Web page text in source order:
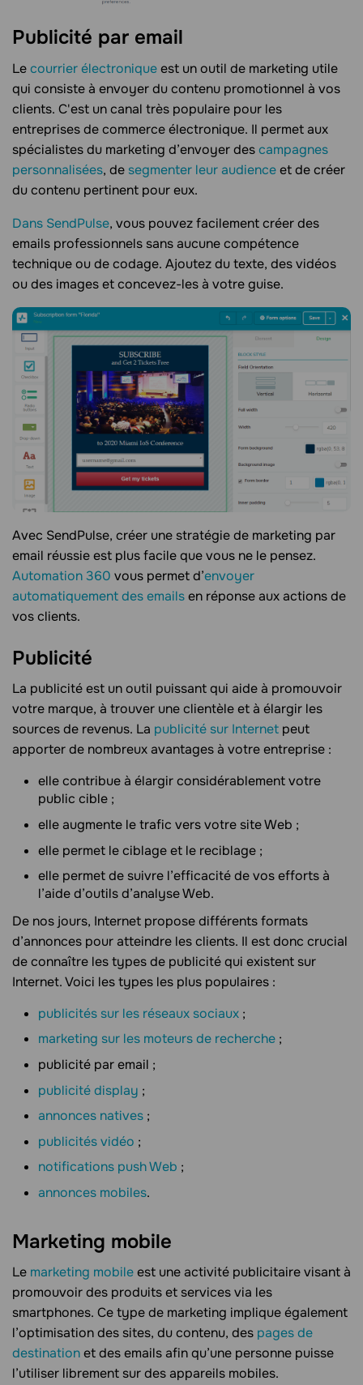
Publicité par email
Lecourrier électroniqueest un outil de marketing utile
qui consiste à envoyer du contenu promotionnel à vos
clients. C'est un canal très populaire pour les
entreprises de commerce électronique. Il permet aux
spécialistes du marketing d’envoyer descampagnes
personnalisées, de segmenter leur audienceet de créer
du contenu pertinent pour eux.
Dans SendPulse, vous pouvez facilement créer des
emails professionnels sans aucune compétence
technique ou de codage. Ajoutez du texte, des vidéos
ou des images et concevez-les à votre guise.
Avec SendPulse, créer une stratégie de marketing par
email réussie est plus facile que vous ne le pensez.
Automation 360 vous permet d’envoyer
automatiquement des emailsen réponse aux actions de
vos clients.
Publicité
La publicité est un outil puissant qui aide à promouvoir
votre marque, à trouver une clientèle et à élargir les
sources de revenus. La publicité sur Internet peut
apporter de nombreux avantages à votre entreprise :
elle contribue à élargir considérablement votre
public cible ;
elle augmente le trafic vers votre site Web ;
elle permet le ciblage et le reciblage ;
elle permet de suivre l’efficacité de vos efforts à
l’aide d’outils d’analyse Web.
De nos jours, Internet propose différents formats
d’annonces pour atteindre les clients. Il est donc crucial
de connaître les types de publicité qui existent sur
Internet. Voici les types les plus populaires :
publicités sur les réseaux sociaux ;
marketing sur les moteurs de recherche ;
publicité par email ;
publicité display ;
annonces natives ;
publicités vidéo ;
notifications push Web ;
annonces mobiles.
Marketing mobile
Le marketing mobileest une activité publicitaire visant à
promouvoir des produits et services via les
smartphones. Ce type de marketing implique également
l’optimisation des sites, du contenu, des pages de
destinationet des emails afin qu’une personne puisse
l’utiliser librement sur des appareils mobiles.